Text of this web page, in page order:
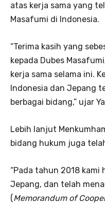
atas kerja sama yang
Masafumi di Indonesia.
“Terima kasih yang
kepada Dubes
kerja sama selama ini.
Indonesia dan Jepang
berbagai bidang,” ujar
Lebih lanjut
bidang hukum juga
“Pada tahun 2018 kami
Jepang, dan telah
(Memorandum of